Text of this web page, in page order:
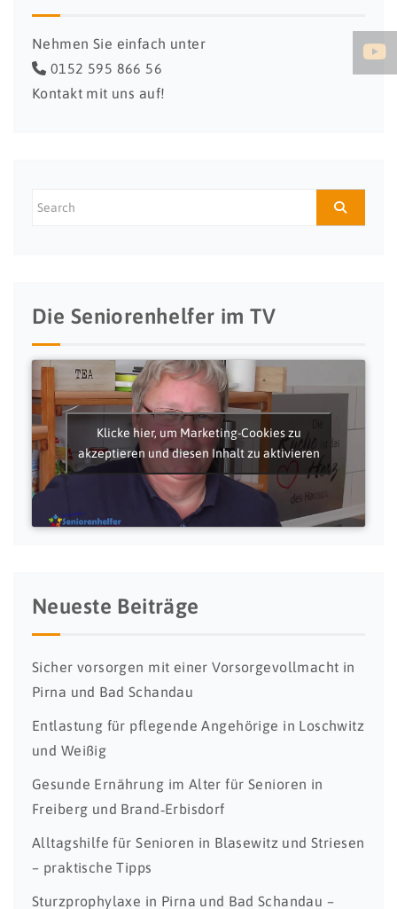
Nehmen Sie einfach unter
0152 595 866 56
Kontakt mit uns auf!
Die Seniorenhelfer im TV
Klicke hier, um Marketing-Cookies zu
akzeptieren und diesen Inhalt zu aktivieren
Neueste Beiträge
Sicher vorsorgen mit einer Vorsorgevollmacht in
Pirna und Bad Schandau
Entlastung für pflegende Angehörige in Loschwitz
und Weißig
Gesunde Ernährung im Alter für Senioren in
Freiberg und Brand‑Erbisdorf
Alltagshilfe für Senioren in Blasewitz und Striesen
– praktische Tipps
Sturzprophylaxe in Pirna und Bad Schandau –